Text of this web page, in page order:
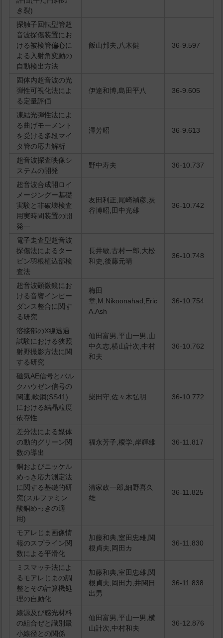
き裂)
探触子回転型管超
音波探傷装置にお
ける被検管偏心に
よる入射角変動の
自動検出方法
飯山邦夫,八木健 36-9.597
固体内超音波の光
弾性可視化法によ
る定量評価
伊達和博,島田平八 36-9.605
凍結光弾性法によ
る曲げモーメント
を受ける多段マイ
タ管の応力解析
澤芳昭 36-9.613
超音波探査映像シ
ステムの開発
野中寿夫 36-10.737
超音波合成開ロイ
メージングー基礎
実験と非破壊検査
用実時間装置の開
発一
友田利正,尾崎禎彦,炭
谷博昭,田中光雄
36-10.742
電子走査型超音波
探傷法によるター
ビン羽根植込部検
査法
長井敏,古村一郎,大松
和史,後藤元晴
36-10.748
超音波顕微鏡にお
ける音響インピー
ダンス整合に関す
る研究
梅田
章,M.Nikoonahad,Eric
A.Ash
36-10.754
溶接部のX線透過
試験における狭照
射野撮影方法に関
する研究
仙田富男,平山一男,山
中久志,横山計次,中村
和夫
36-10.762
磁気AE信号とバル
クハウゼン信号の
関連;軟鋼(SS41)
における結晶粒度
依存性
柴田守,佐々木弘明 36-10.772
差分法による媒体
の動的グリーン関
数の導出
福永芳子,榎学,岸輝雄 36-11.817
銅およびニッケル
めっき応力測定法
に関する基礎的研
究(スルファミン
酸銅めっきの適
用)
清家政一郎,細野喜久
雄
36-11.825
モアレじま画像情
報のスプライン関
数による平滑化
加藤和典,室田忠雄,関
根貞夫,岡田カ
36-11.830
ミスマッチ法によ
るモアレじまの調
整とその計算機処
理の自動化
加藤和典,室田忠雄,関
根貞夫,岡田力,井関日
出男
36-11.838
線源及び感光材料
の組合ぜと識別最
小線径との関係
仙田富男,平山一男,横
山計次,中村和夫
36-12.876